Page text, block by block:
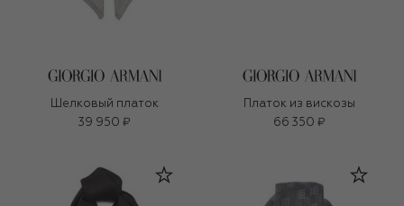
Шелковый платок
39 950 ₽
Платок из вискозы
66 350 ₽